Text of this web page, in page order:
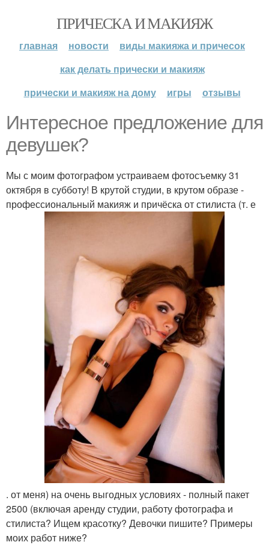
ПРИЧЕСКА И МАКИЯЖ
главная новости
виды макияжа и причесок
как делать прически и макияж
прически и макияж на дому
игры отзывы
Интересное предложение для
девушек?
Мы с моим фотографом устраиваем фотосъемку 31
октября в субботу! В крутой студии, в крутом образе -
профессиональный макияж и причёска от стилиста (т. е
. от меня) на очень выгодных условиях - полный пакет
2500 (включая аренду студии, работу фотографа и
стилиста? Ищем красотку? Девочки пишите? Примеры
моих работ ниже?